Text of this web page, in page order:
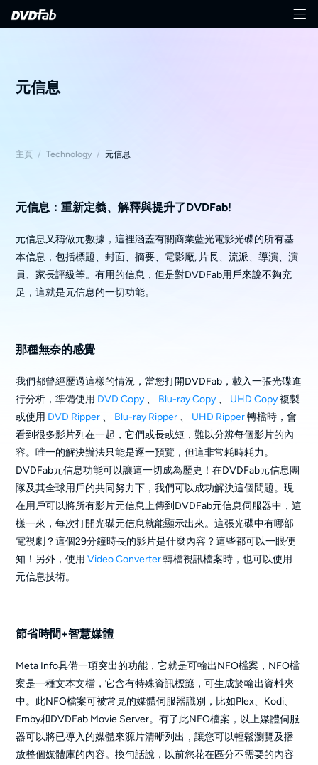
元信息
主頁 / Technology / 元信息
元信息：重新定義、解釋與提升了DVDFab!
元信息又稱做元數據，這裡涵蓋有關商業藍光電影光碟的所有基
本信息，包括標題、封面、摘要、電影廠, 片長、流派、導演、演
員、家長評級等。有用的信息，但是對DVDFab用戶來說不夠充
足，這就是元信息的一切功能。
那種無奈的感覺
我們都曾經歷過這樣的情況，當您打開DVDFab，載入一張光碟進
行分析，準備使用 DVD Copy 、 Blu-ray Copy 、 UHD Copy複製
或使用 DVD Ripper 、 Blu-ray Ripper 、 UHD Ripper轉檔時，會
看到很多影片列在一起，它們或長或短，難以分辨每個影片的內
容。唯一的解決辦法只能是逐一預覽，但這非常耗時耗力。
DVDFab元信息功能可以讓這一切成為歷史！在DVDFab元信息團
隊及其全球用戶的共同努力下，我們可以成功解決這個問題。現
在用戶可以將所有影片元信息上傳到DVDFab元信息伺服器中，這
樣一來，每次打開光碟元信息就能顯示出來。這張光碟中有哪部
電視劇？這個29分鐘時長的影片是什麼內容？這些都可以一眼便
知！另外，使用Video Converter轉檔視訊檔案時，也可以使用
元信息技術。
節省時間+智慧媒體
Meta Info具備一項突出的功能，它就是可輸出NFO檔案，NFO檔
案是一種文本文檔，它含有特殊資訊標籤，可生成於輸出資料夾
中。此NFO檔案可被常見的媒體伺服器識別，比如Plex、Kodi、
Emby和DVDFab Movie Server。有了此NFO檔案，以上媒體伺服
器可以將已導入的媒體來源片清晰列出，讓您可以輕鬆瀏覽及播
放整個媒體庫的內容。換句話說，以前您花在區分不需要的內容